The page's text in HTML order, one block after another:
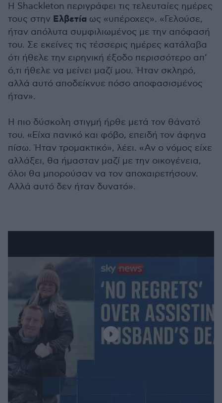
Η Shackleton περιγράφει τις τελευταίες ημέρες
τους στην Ελβετία ως «υπέροχες». «Γελούσε,
ήταν απόλυτα συμφιλιωμένος με την απόφασή
του. Σε εκείνες τις τέσσερις ημέρες κατάλαβα
ότι ήθελε την ειρηνική έξοδο περισσότερο απ’
ό,τι ήθελε να μείνει μαζί μου. Ήταν σκληρό,
αλλά αυτό αποδείκνυε πόσο αποφασισμένος
ήταν».
Η πιο δύσκολη στιγμή ήρθε μετά τον θάνατό
του. «Είχα πανικό και φόβο, επειδή τον άφηνα
πίσω. Ήταν τρομακτικό», λέει. «Αν ο νόμος είχε
αλλάξει, θα ήμασταν μαζί με την οικογένεια,
όλοι θα μπορούσαν να τον αποχαιρετήσουν.
Αλλά αυτό δεν ήταν δυνατό».